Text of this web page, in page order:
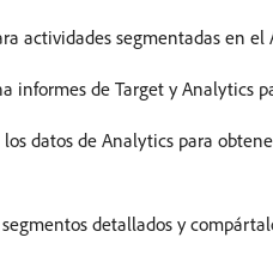
actividades segmentadas en
informes de Target y Analytics
los datos de Analytics para
detallados y